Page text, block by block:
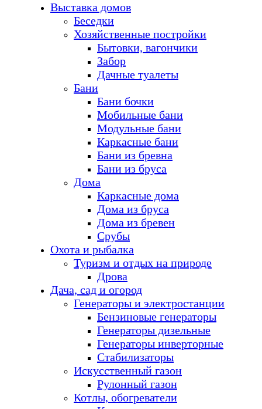
Выставка домов
Беседки
Хозяйственные постройки
Бытовки, вагончики
Забор
Дачные туалеты
Бани
Бани бочки
Мобильные бани
Модульные бани
Каркасные бани
Бани из бревна
Бани из бруса
Дома
Каркасные дома
Дома из бруса
Дома из бревен
Срубы
Охота и рыбалка
Туризм и отдых на природе
Дрова
Дача, сад и огород
Генераторы и электростанции
Бензиновые генераторы
Генераторы дизельные
Генераторы инверторные
Стабилизаторы
Искусственный газон
Рулонный газон
Котлы, обогреватели